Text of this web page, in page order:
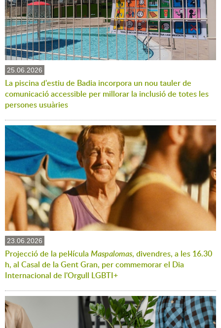
25.06.2026
La piscina d'estiu de Badia incorpora un nou tauler de
comunicació accessible per millorar la inclusió de totes les
persones usuàries
23.06.2026
Projecció de la pel·lícula Maspalomas, divendres, a les 16.30
h, al Casal de la Gent Gran, per commemorar el Dia
Internacional de l'Orgull LGBTI+